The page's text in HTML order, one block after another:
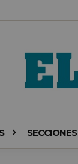
SECCIONES